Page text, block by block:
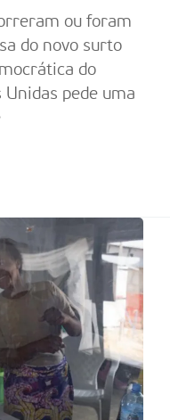
ou foram
do novo surto
do
Unidas pede uma